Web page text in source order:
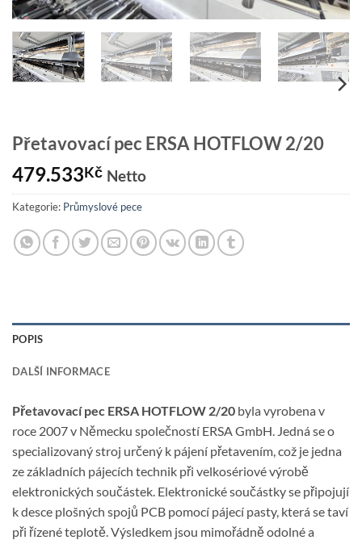
Přetavovací pec ERSA HOTFLOW 2/20
479.533Kč Netto
Kategorie: Průmyslové pece
POPIS
DALŠÍ INFORMACE
Přetavovací pec ERSA HOTFLOW 2/20 byla vyrobena v
roce 2007 v Německu společností ERSA GmbH. Jedná se o
specializovaný stroj určený k pájení přetavením, což je jedna
ze základních pájecích technik při velkosériové výrobě
elektronických součástek. Elektronické součástky se připojují
k desce plošných spojů PCB pomocí pájecí pasty, která se taví
při řízené teplotě. Výsledkem jsou mimořádně odolné a